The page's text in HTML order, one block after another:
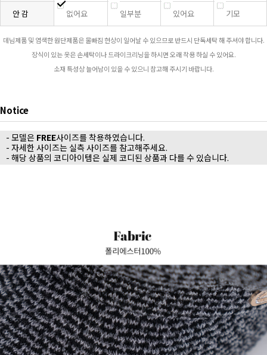
안 감 없어요 일부분 있어요 기모
데님제품 및 염색한 원단제품은 물빠짐 현상이 일어날 수 있으므로 반드시 단독세탁 해 주셔야 합니다.
장식이 있는 옷은 손세탁이나 드라이크리닝을 하시면 오래 착용 하실 수 있어요.
소재 특성상 늘어남이 있을 수 있으니 참고해 주시기 바랍니다.
Notice
- 모델은 FREE사이즈를 착용하였습니다.
- 자세한 사이즈는 실측 사이즈를 참고해주세요.
- 해당 상품의 코디아이템은 실제 코디된 상품과 다를 수 있습니다.